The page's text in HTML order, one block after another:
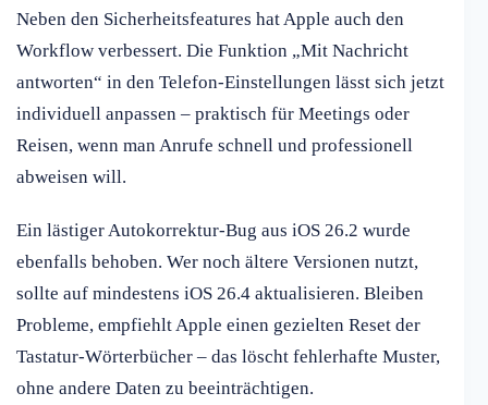
Neben den Sicherheitsfeatures hat Apple auch den
Workflow verbessert. Die Funktion „Mit Nachricht
antworten“ in den Telefon-Einstellungen lässt sich jetzt
individuell anpassen – praktisch für Meetings oder
Reisen, wenn man Anrufe schnell und professionell
abweisen will.
Ein lästiger Autokorrektur-Bug aus iOS 26.2 wurde
ebenfalls behoben. Wer noch ältere Versionen nutzt,
sollte auf mindestens iOS 26.4 aktualisieren. Bleiben
Probleme, empfiehlt Apple einen gezielten Reset der
Tastatur-Wörterbücher – das löscht fehlerhafte Muster,
ohne andere Daten zu beeinträchtigen.